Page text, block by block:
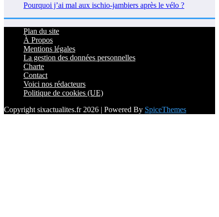
Pourquoi j’ai mal aux ischio-jambiers après le vélo ?
Plan du site
À Propos
Mentions légales
La gestion des données personnelles
Charte
Contact
Voici nos rédacteurs
Politique de cookies (UE)
Copyright sixactualites.fr 2026 | Powered By SpiceThemes